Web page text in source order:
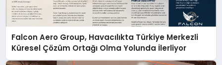
Falcon Aero Group, Havacılıkta Türkiye Merkezli
Küresel Çözüm Ortağı Olma Yolunda İlerliyor